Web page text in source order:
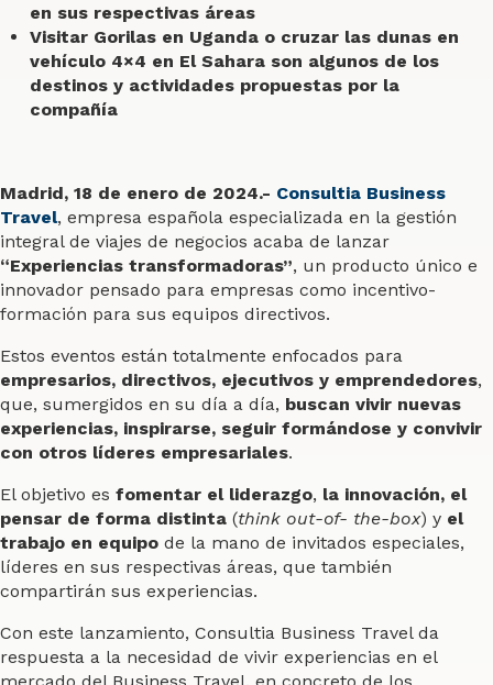
en sus respectivas áreas
Visitar Gorilas en Uganda o cruzar las dunas en
vehículo 4×4 en El Sahara son algunos de los
destinos y actividades propuestas por la
compañía
Madrid, 18 de enero de 2024.- Consultia Business
Travel, empresa española especializada en la gestión
integral de viajes de negocios acaba de lanzar
“Experiencias transformadoras”, un producto único e
innovador pensado para empresas como incentivo-
formación para sus equipos directivos.
Estos eventos están totalmente enfocados para
empresarios, directivos, ejecutivos y emprendedores,
que, sumergidos en su día a día, buscan vivir nuevas
experiencias, inspirarse, seguir formándose y convivir
con otros líderes empresariales.
El objetivo es fomentar el liderazgo, la innovación, el
pensar de forma distinta (think out-of- the-box) y el
trabajo en equipo de la mano de invitados especiales,
líderes en sus respectivas áreas, que también
compartirán sus experiencias.
Con este lanzamiento, Consultia Business Travel da
respuesta a la necesidad de vivir experiencias en el